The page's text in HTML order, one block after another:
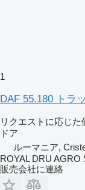
1
DAF 55.180 トラ
リクエストに応じた
ドア
ルーマニア,
ROYAL DRU AGRO
販売会社に連絡